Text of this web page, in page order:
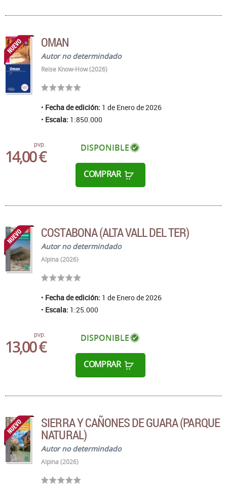
OMAN
Autor no determindado
Reise Know-How (2026)
Fecha de edición: 1 de Enero de 2026
Escala: 1:850.000
pvp.
14,00 € DISPONIBLE
COMPRAR
COSTABONA (ALTA VALL DEL TER)
Autor no determindado
Alpina (2026)
Fecha de edición: 1 de Enero de 2026
Escala: 1:25.000
pvp.
13,00 € DISPONIBLE
COMPRAR
SIERRA Y CAÑONES DE GUARA (PARQUE
NATURAL)
Autor no determindado
Alpina (2026)